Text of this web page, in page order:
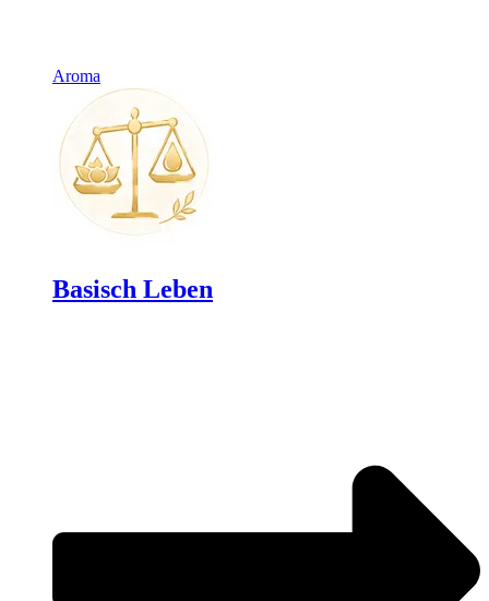
Aroma
Basisch Leben